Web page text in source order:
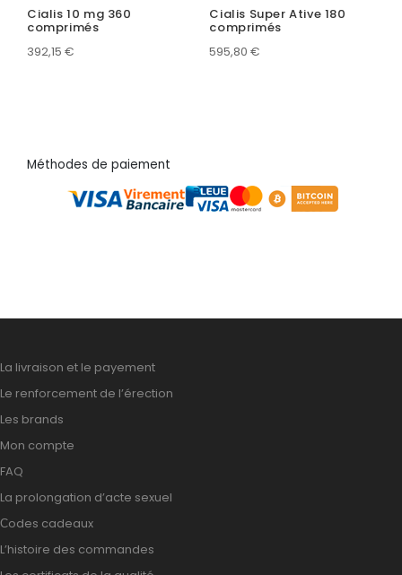
Cialis 10 mg 360
comprimés
392,15 €
Cialis Super Ative 180
comprimés
595,80€
Méthodes de paiement
La livraison et le payement
Le renforcement de l’érection
Les brands
Mon compte
FAQ
La prolongation d’acte sexuel
Сodes cadeaux
L’histoire des commandes